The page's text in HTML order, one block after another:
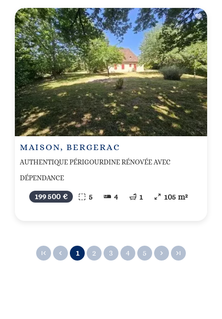
MAISON, BERGERAC
AUTHENTIQUE PÉRIGOURDINE RÉNOVÉE AVEC
DÉPENDANCE
199 500 € 5 4 1 105 m²
1 2 3 4 5